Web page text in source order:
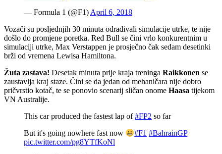
— Formula 1 (@F1) April 6, 2018
Vozači su posljednjih 30 minuta odrađivali simulacije utrke, te nije
došlo do promjene poretka. Red Bull se čini vrlo konkurentnim u
simulaciji utrke, Max Verstappen je prosječno čak sedam desetinki
brži od vremena Lewisa Hamiltona.
Žuta zastava! Desetak minuta prije kraja treninga Raikkonen se
zaustavlja kraj staze. Čini se da jedan od mehaničara nije dobro
pričvrstio kotač, te se ponovio scenarij sličan onome Haasa tijekom
VN Australije.
This car produced the fastest lap of#FP2 so far
But it's going nowhere fast now #F1 #BahrainGP
pic.twitter.com/pg8YTfKoNl